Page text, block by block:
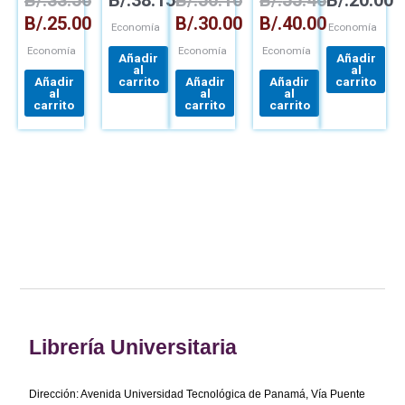
B/.25.00
Economía
Añadir
al
carrito
Economía
Añadir
al
carrito
B/.30.00
Economía
Añadir
al
carrito
B/.40.00
Economía
Añadir
al
carrito
Economía
Añadir
al
carrito
Librería Universitaria
Dirección: Avenida Universidad Tecnológica de Panamá, Vía Puente